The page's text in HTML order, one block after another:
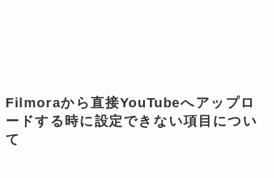
Filmoraから直接YouTubeへアップロ
ードする時に設定できない項目につい
て